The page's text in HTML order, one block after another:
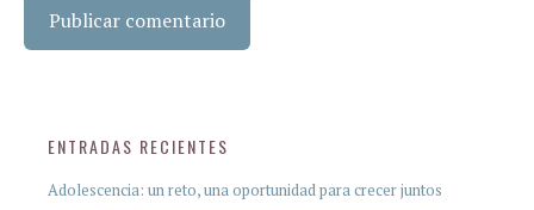
ENTRADAS RECIENTES
Adolescencia: un reto, una oportunidad para crecer juntos